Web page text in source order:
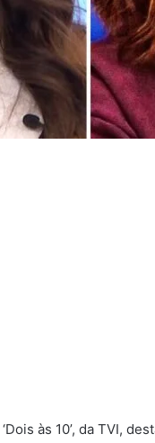
às 10’, da TVI,